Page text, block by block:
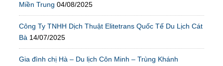
Miền Trung 04/08/2025
Công Ty TNHH Dịch Thuật Elitetrans Quốc Tế Du Lịch Cát
Bà 14/07/2025
Gia đình chị Hà – Du lịch Côn Minh – Trùng Khánh